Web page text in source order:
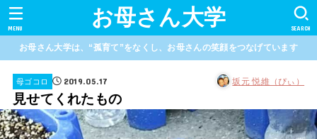
お母さん大学 SEARCH
MENU
お母さん大学は、“孤育て”をなくし、お母さんの笑顔をつなげています
母ゴコロ 2019.05.17 坂元 悦維（ぴぃ）
見せてくれたもの